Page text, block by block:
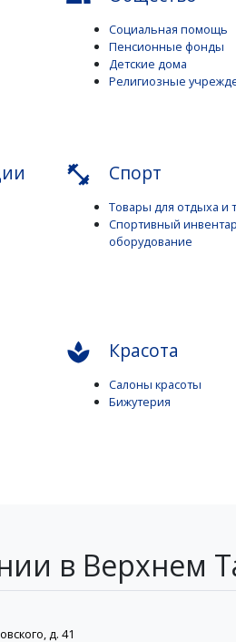
Социальная помощь
Пенсионные фонды
Детские дома
Религиозные
fitness_center Спорт
Товары для отдыха и
Спортивный
оборудование
spa Красота
Салоны красоты
Бижутерия
в Верхнем
д. 41